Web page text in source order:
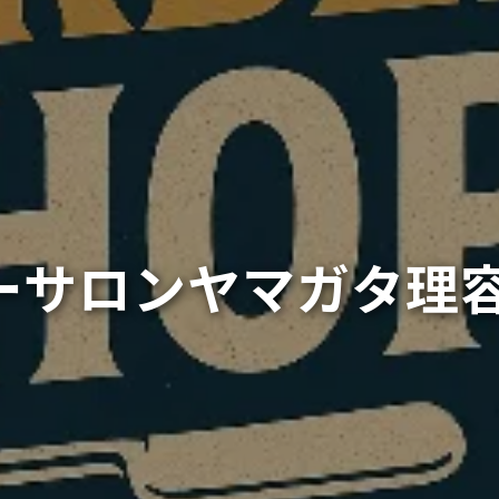
サロンヤマガタ理